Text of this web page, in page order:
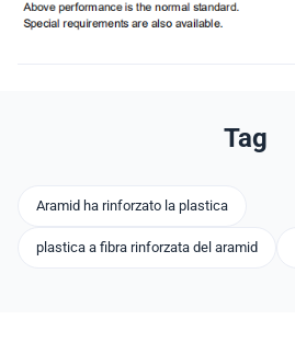
Tag
Aramid ha rinforzato la plastica
plastica a fibra rinforzata del aramid